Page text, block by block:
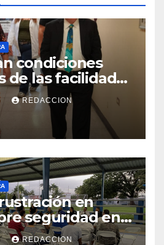
condiciones
de las facilidades
de la Salud
REDACCION
en
seguridad en
REDACCION